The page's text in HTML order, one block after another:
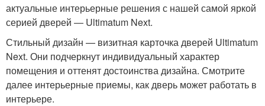
актуальные интерьерные решения с нашей самой яркой
серией дверей ― Ultimatum Next.
Стильный дизайн — визитная карточка дверей Ultimatum
Next. Они подчеркнут индивидуальный характер
помещения и оттенят достоинства дизайна. Смотрите
далее интерьерные приемы, как дверь может работать в
интерьере.